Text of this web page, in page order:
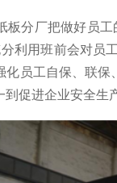
板分厂把做好员
利用班前会对员
员工自保、联
促进企业安全生